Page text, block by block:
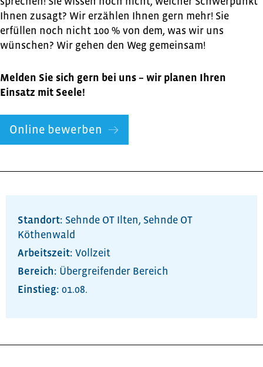
Ihnen zusagt? Wir erzählen Ihnen gern mehr! Sie
erfüllen noch nicht 100 % von dem, was wir uns
wünschen? Wir gehen den Weg gemeinsam!
Melden Sie sich gern bei uns – wir planen Ihren
Einsatz mit Seele!
Online bewerben
Standort: Sehnde OT Ilten, Sehnde OT
Köthenwald
Arbeitszeit: Vollzeit
Bereich: Übergreifender Bereich
01.08.